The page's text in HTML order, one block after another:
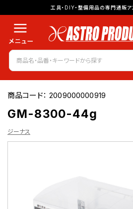
工具・DIY・整備用品の専門通販ア
商品コード：2009000000919
GM-8300-44g
ジーナス